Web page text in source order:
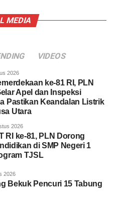
MEDIA
VIDEOS
2026
ke-81 RI, PLN
Apel dan Inspeksi
Pastikan Keandalan Listrik
Utara
2026
RI ke-81, PLN Dorong
di SMP Negeri 1
TJSL
2026
Bekuk Pencuri 15 Tabung